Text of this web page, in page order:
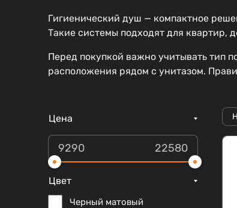
Гигиенический душ — компактное
Такие системы подходят для квартир,
Перед покупкой важно учитывать тип
расположения рядом с унитазом.
Цена
Цвет
Черный матовый